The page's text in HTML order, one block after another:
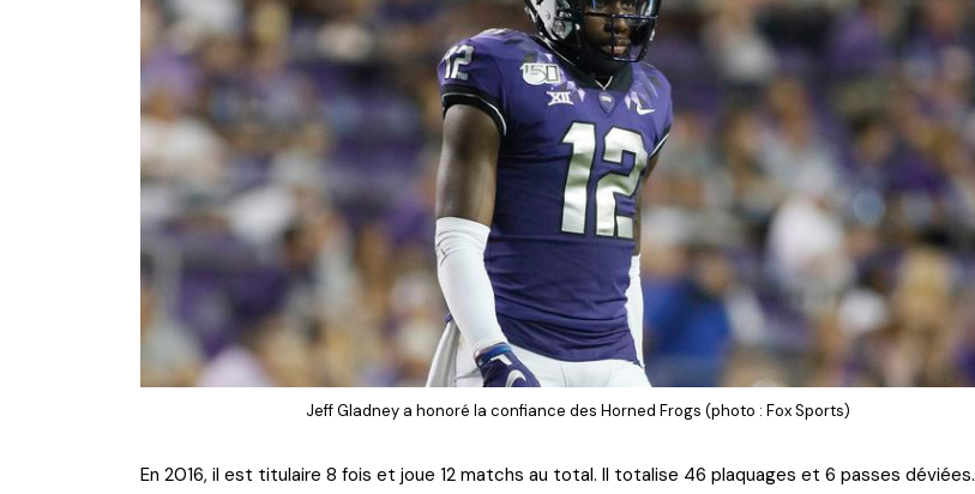
Jeff Gladney a honoré la confiance des Horned Frogs (photo : Fox Sports)
En 2016, il est titulaire 8 fois et joue 12 matchs au total. Il totalise 46 plaquages et 6 passes déviées.